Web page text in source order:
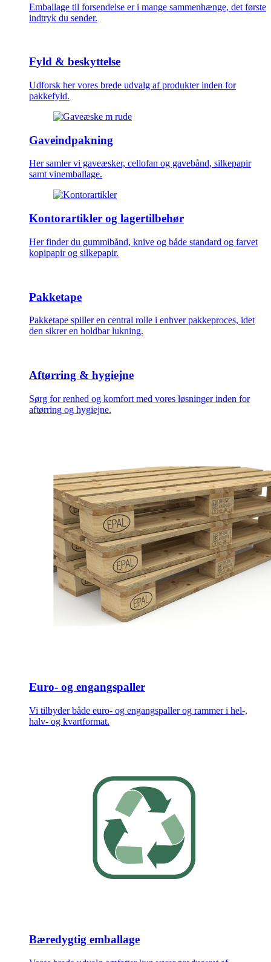
Emballage til forsendelse er i mange sammenhænge, det første
indtryk du sender.
Fyld & beskyttelse
Udforsk her vores brede udvalg af produkter inden for
pakkefyld.
Gaveindpakning
Her samler vi gaveæsker, cellofan og gavebånd, silkepapir
samt vinemballage.
Kontorartikler og lagertilbehør
Her finder du gummibånd, knive og både standard og farvet
kopipapir og silkepapir.
Pakketape
Pakketape spiller en central rolle i enhver pakkeproces, idet
den sikrer en holdbar lukning.
Aftørring & hygiejne
Sørg for renhed og komfort med vores løsninger inden for
aftørring og hygiejne.
Euro- og engangspaller
Vi tilbyder både euro- og engangspaller og rammer i hel-,
halv- og kvartformat.
Bæredygtig emballage